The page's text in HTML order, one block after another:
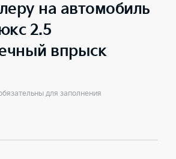
на автомобиль
2.5
впрыск
для заполнения